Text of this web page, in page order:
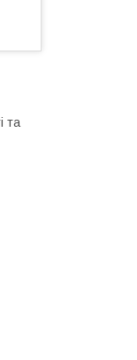
та